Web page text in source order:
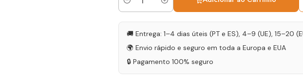
Quantidade
🚚 Entrega: 1–4 dias úteis (PT e ES), 4–9 (UE), 15–20
🌍 Envio rápido e seguro em toda a Europa e EUA
🔒 Pagamento 100% seguro